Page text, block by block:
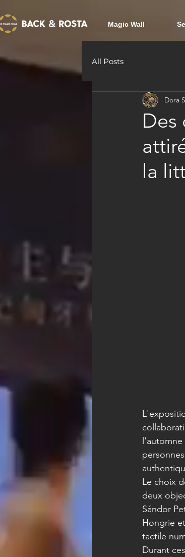
Magic Wall
All Posts
Des
la
Dora
Le choix
deux
Sándor
Hongrie
tactile
Durant